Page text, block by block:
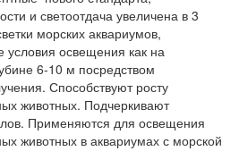
и светоотдача увеличена в 3
морских аквариумов,
освещения как на
6-10 м посредством
Способствуют росту
животных. Подчеркивают
Применяются для освещения
животных в аквариумах с морской